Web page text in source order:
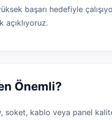
başarı hedefiyle
Önemli?
kablo veya panel